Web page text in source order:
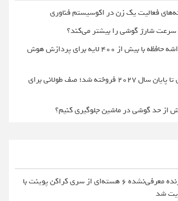
فعالیت یک زن در اکوسیستم فناوری
سرعت شارژ گوشی را بیشتر می‌کند؟
سامسونگ از اولین تراشه حافظه با بیش از ۴۰۰ لایه برای پردازش هوش
تمامی محصولات فراری تا پایان سال ۲۰۲۷ فروخته شد؛ صف طولانی برای
از حد گوشی در ماشین جلوگیری کنیم؟
پردازنده معرفی‌نشده 6 هسته‌ای از سری کراکن پوینت با